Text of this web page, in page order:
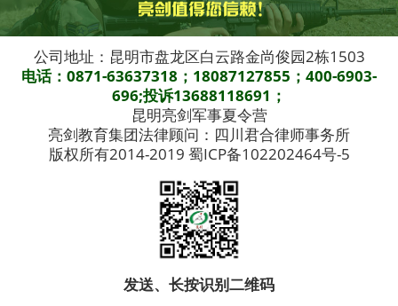
公司地址：昆明市盘龙区白云路金尚俊园2栋1503
电话：0871-63637318；18087127855；400-6903-
696;投诉13688118691；
昆明亮剑军事夏令营
亮剑教育集团法律顾问：四川君合律师事务所
版权所有2014-2019 蜀ICP备102202464号-5
发送、长按识别二维码